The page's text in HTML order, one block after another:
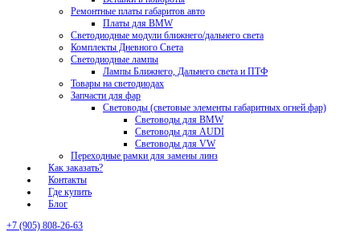
Ремонтные платы габаритов авто
Платы для BMW
Светодиодные модули ближнего/дальнего света
Комплекты Дневного Света
Светодиодные лампы
Лампы Ближнего, Дальнего света и ПТФ
Товары на светодиодах
Запчасти для фар
Световоды (световые элементы габаритных огней фар)
Световоды для BMW
Световоды для AUDI
Световоды для VW
Переходные рамки для замены линз
Как заказать?
Контакты
Где купить
Блог
+7 (905) 808-26-63